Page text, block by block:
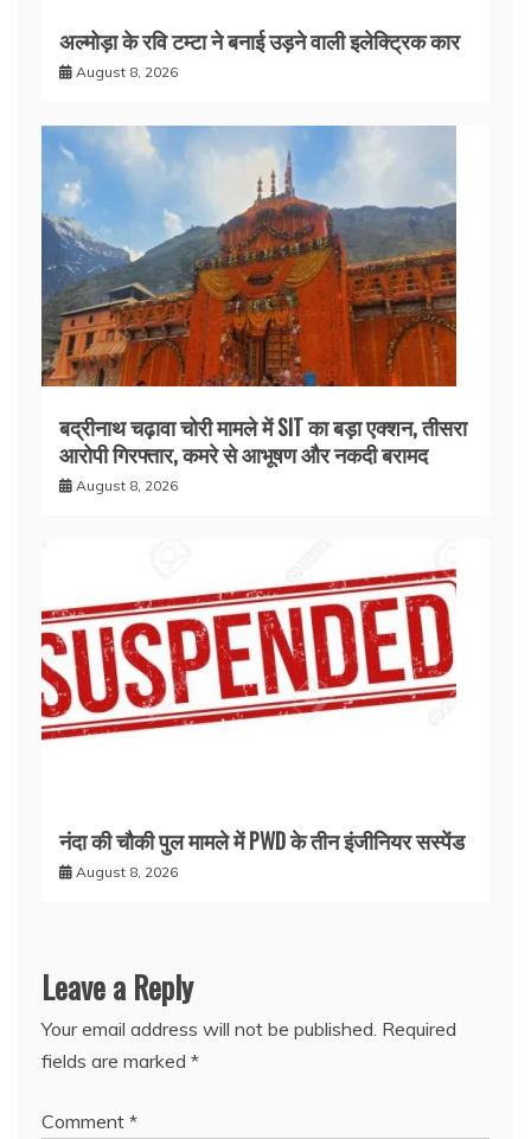
अल्मोड़ा के रवि टम्टा ने बनाई उड़ने वाली इलेक्ट्रिक कार
August 8, 2026
बद्रीनाथ चढ़ावा चोरी मामले में SIT का बड़ा एक्शन, तीसरा
आरोपी गिरफ्तार, कमरे से आभूषण और नकदी बरामद
August 8, 2026
नंदा की चौकी पुल मामले में PWD के तीन इंजीनियर सस्पेंड
August 8, 2026
Leave a Reply
Your email address will not be published. Required
fields are marked *
Comment *